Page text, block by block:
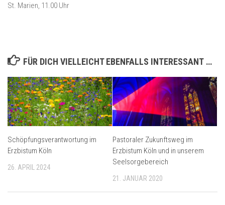
St. Marien, 11.00 Uhr
FÜR DICH VIELLEICHT EBENFALLS INTERESSANT …
Schöpfungsverantwortung im
Erzbistum Köln
26. APRIL 2024
Pastoraler Zukunftsweg im
Erzbistum Köln und in unserem
Seelsorgebereich
21. JANUAR 2020